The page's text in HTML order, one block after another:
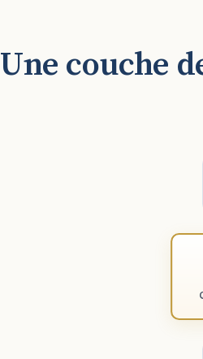
Une couche